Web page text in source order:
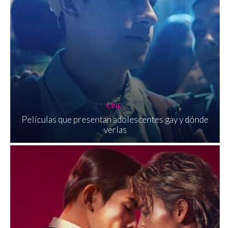
CINE
Películas que presentan adolescentes gay y dónde
verlas